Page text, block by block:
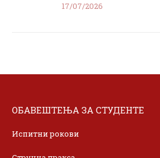
17/07/2026
ОБАВЕШТЕЊА ЗА СТУДЕНТЕ
Испитни рокови